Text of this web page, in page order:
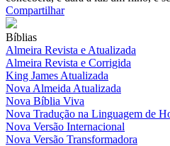
Compartilhar
Bíblias
Almeira Revista e Atualizada
Almeira Revista e Corrigida
King James Atualizada
Nova Almeida Atualizada
Nova Bíblia Viva
Nova Tradução na Linguagem de
Nova Versão Internacional
Nova Versão Transformadora